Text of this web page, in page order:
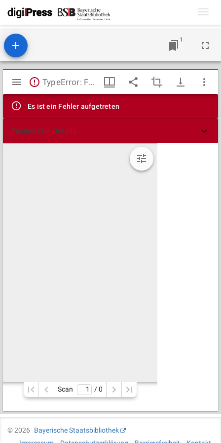
1
Mirador
Viewer
TypeError: Failed to fetch
Es ist ein Fehler aufgetreten
Technische Details
Scan / 0
©2026
Bayerische Staatsbibliothek